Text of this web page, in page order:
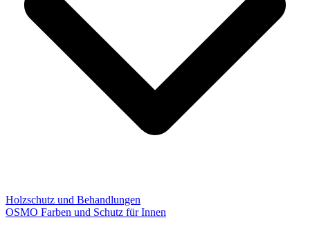
Holzschutz und Behandlungen
OSMO Farben und Schutz für Innen